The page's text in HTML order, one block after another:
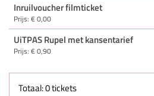
Inruilvoucher filmticket
Prijs: € 0,00
UiTPAS Rupel met kansentarief
Prijs: € 0,90
Totaal: 0 tickets